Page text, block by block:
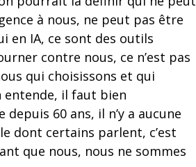
à nous, ne peut pas être
en IA, ce sont des outils
contre nous, ce n’est pas
qui choisissons et qui
entende, il faut bien
60 ans, il n’y a aucune
dont certains parlent, c’est
que nous, nous ne sommes